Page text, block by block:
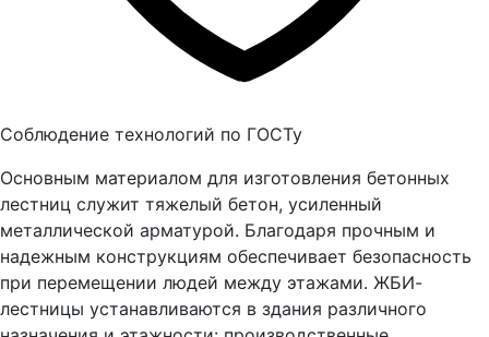
Соблюдение технологий по ГОСТу
Основным материалом для изготовления бетонных
лестниц служит тяжелый бетон, усиленный
металлической арматурой. Благодаря прочным и
надежным конструкциям обеспечивает безопасность
при перемещении людей между этажами. ЖБИ-
лестницы устанавливаются в здания различного